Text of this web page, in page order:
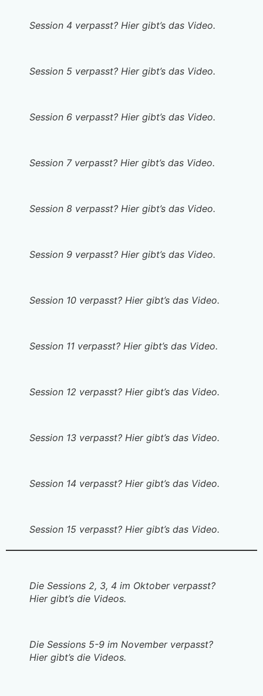
Session 4 verpasst? Hier gibt’s das Video.
Session 5 verpasst? Hier gibt’s das Video.
Session 6 verpasst? Hier gibt’s das Video.
Session 7 verpasst? Hier gibt’s das Video.
Session 8 verpasst? Hier gibt’s das Video.
Session 9 verpasst? Hier gibt’s das Video.
Session 10 verpasst? Hier gibt’s das Video.
Session 11 verpasst? Hier gibt’s das Video.
Session 12 verpasst? Hier gibt’s das Video.
Session 13 verpasst? Hier gibt’s das Video.
Session 14 verpasst? Hier gibt’s das Video.
Session 15 verpasst? Hier gibt’s das Video.
Die Sessions 2, 3, 4 im Oktober verpasst?
Hier gibt’s die Videos.
Die Sessions 5-9 im November verpasst?
Hier gibt’s die Videos.